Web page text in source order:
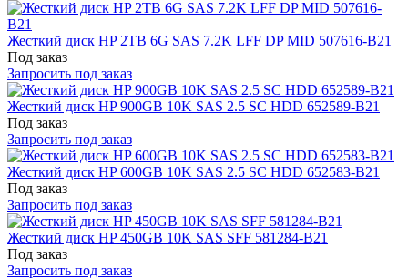
Жесткий диск HP 2TB 6G SAS 7.2K LFF DP MID 507616-B21
Под заказ
Запросить под заказ
Жесткий диск HP 900GB 10K SAS 2.5 SC HDD 652589-B21
Под заказ
Запросить под заказ
Жесткий диск HP 600GB 10K SAS 2.5 SC HDD 652583-B21
Под заказ
Запросить под заказ
Жесткий диск HP 450GB 10K SAS SFF 581284-B21
Под заказ
Запросить под заказ